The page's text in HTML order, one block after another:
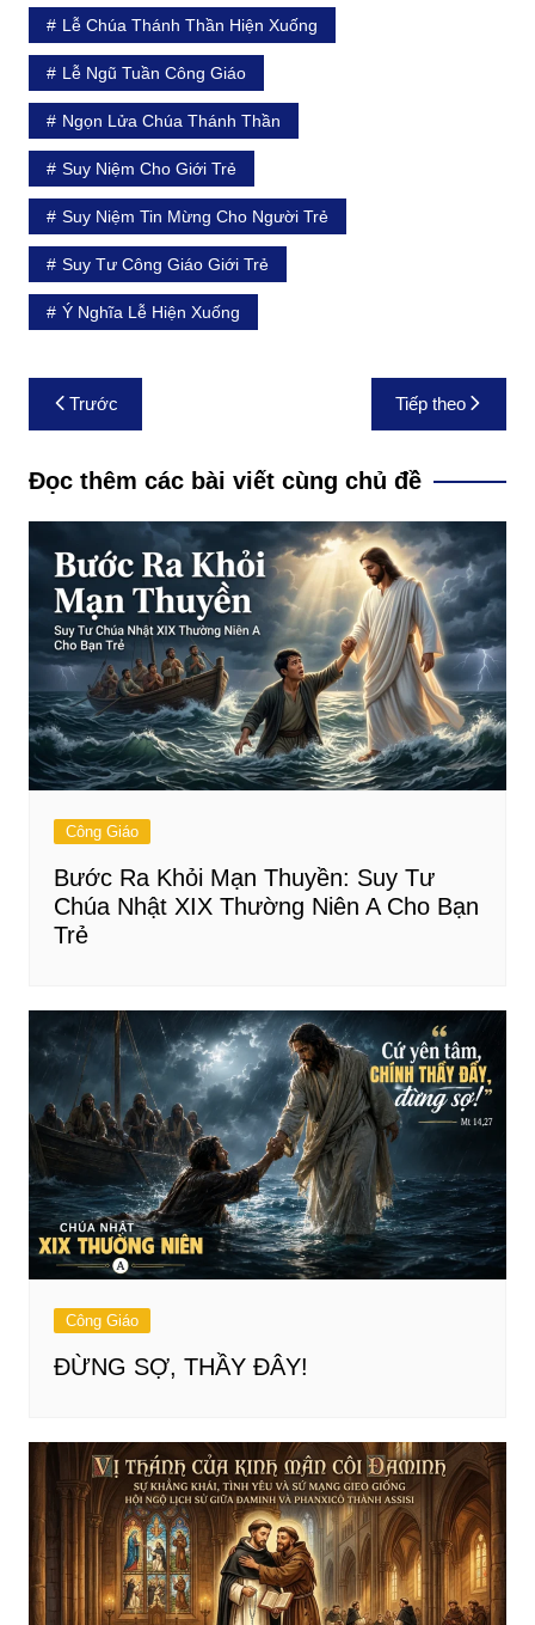
Lễ Chúa Thánh Thần Hiện Xuống
Lễ Ngũ Tuần Công Giáo
Ngọn Lửa Chúa Thánh Thần
Suy Niệm Cho Giới Trẻ
Suy Niệm Tin Mừng Cho Người Trẻ
Suy Tư Công Giáo Giới Trẻ
Ý Nghĩa Lễ Hiện Xuống
Điều
hướng
bài
viết
Trước Tiếp theo
Đọc thêm các bài viết cùng chủ đề
Công Giáo
Bước Ra Khỏi Mạn Thuyền: Suy Tư
Chúa Nhật XIX Thường Niên A Cho Bạn
Trẻ
Công Giáo
ĐỪNG SỢ, THẦY ĐÂY!